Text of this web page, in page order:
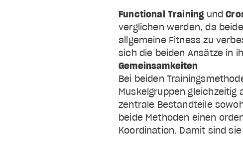
Functional Training und
verglichen werden, da
allgemeine Fitness zu
sich die beiden Ansätze in
Bei beiden
Muskelgruppen gleichzeitig
zentrale Bestandteile
beide Methoden einen
Koordination. Damit sind